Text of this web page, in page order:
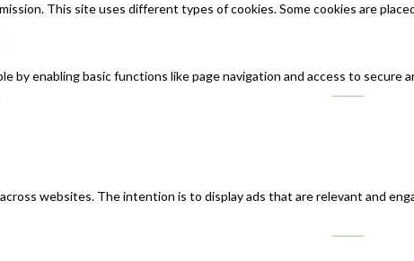
This site uses different types of cookies. Some cookies are
by enabling basic functions like page navigation and access to
websites. The intention is to display ads that are relevant and